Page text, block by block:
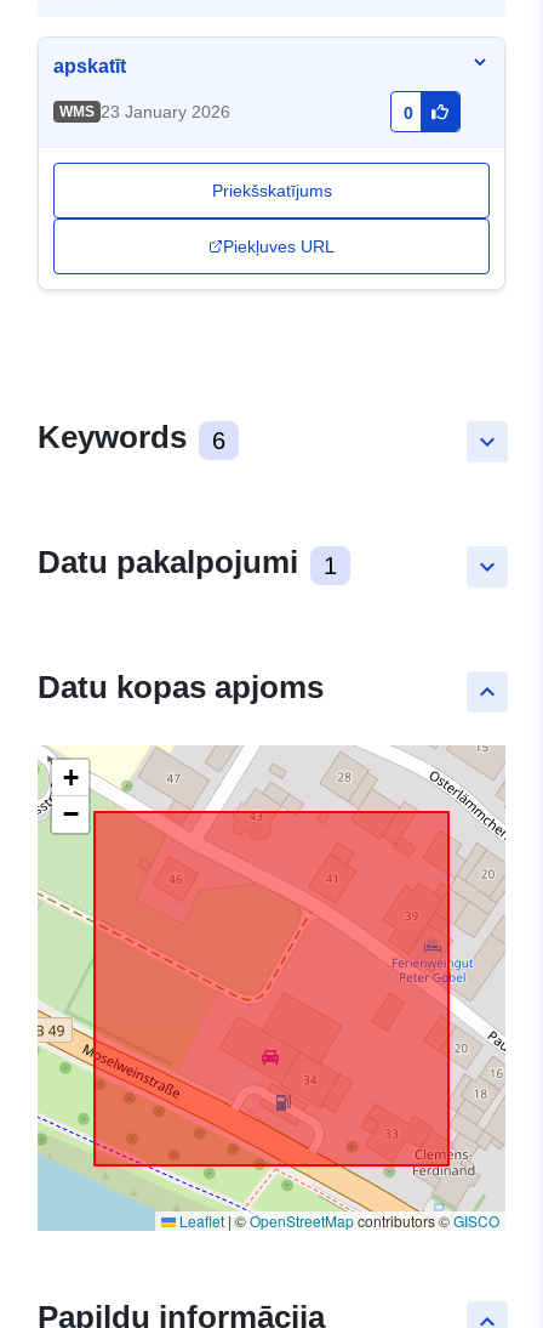
apskatīt
WMS 23 January 2026 0
Priekšskatījums
Piekļuves URL
keyboard_arrow_down
Keywords 6
keyboard_arrow_down
Datu pakalpojumi 1
keyboard_arrow_up
Datu kopas apjoms
+
−
Leaflet | ©OpenStreetMapcontributors ©GISCO
keyboard_arrow_up
Papildu informācija